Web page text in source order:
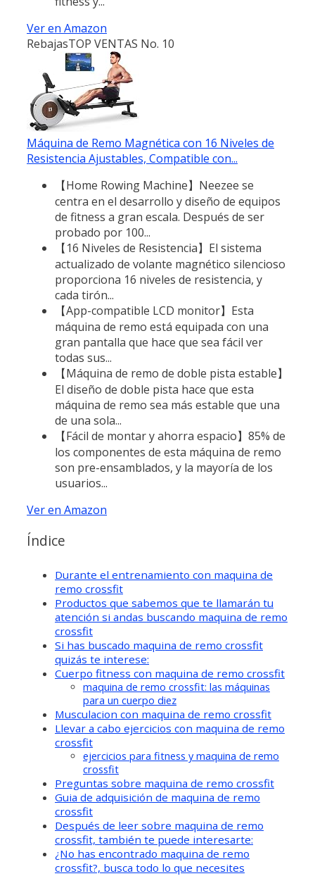
Ver en Amazon
RebajasTOP VENTAS No. 10
Máquina de Remo Magnética con 16 Niveles de
Resistencia Ajustables, Compatible con...
【Home Rowing Machine】Neezee se
centra en el desarrollo y diseño de equipos
de fitness a gran escala. Después de ser
probado por 100...
【16 Niveles de Resistencia】El sistema
actualizado de volante magnético silencioso
proporciona 16 niveles de resistencia, y
cada tirón...
【App-compatible LCD monitor】Esta
máquina de remo está equipada con una
gran pantalla que hace que sea fácil ver
todas sus...
【Máquina de remo de doble pista estable】
El diseño de doble pista hace que esta
máquina de remo sea más estable que una
de una sola...
【Fácil de montar y ahorra espacio】85% de
los componentes de esta máquina de remo
son pre-ensamblados, y la mayoría de los
usuarios...
Ver en Amazon
Índice
Durante el entrenamiento con maquina de
remo crossfit
Productos que sabemos que te llamarán tu
atención si andas buscando maquina de remo
crossfit
Si has buscado maquina de remo crossfit
quizás te interese:
Cuerpo fitness con maquina de remo crossfit
maquina de remo crossfit: las máquinas
para un cuerpo diez
Musculacion con maquina de remo crossfit
Llevar a cabo ejercicios con maquina de remo
crossfit
ejercicios para fitness y maquina de remo
crossfit
Preguntas sobre maquina de remo crossfit
Guia de adquisición de maquina de remo
crossfit
Después de leer sobre maquina de remo
crossfit, también te puede interesarte:
¿No has encontrado maquina de remo
crossfit?, busca todo lo que necesites